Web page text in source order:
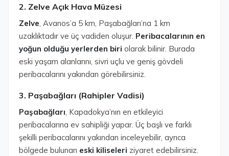
2. Zelve Açık Hava Müzesi
Zelve, Avanos’a 5 km, Paşabağları’na 1 km
uzaklıktadır ve üç vadiden oluşur. Peribacalarının en
yoğun olduğu yerlerden biri olarak bilinir. Burada
eski yaşam alanlarını, sivri uçlu ve geniş gövdeli
peribacalarını yakından görebilirsiniz.
3. Paşabağları (Rahipler Vadisi)
Paşabağları, Kapadokya’nın en etkileyici
peribacalarına ev sahipliği yapar. Üç başlı ve farklı
şekilli peribacalarını yakından inceleyebilir, ayrıca
bölgede bulunan eski kiliseleri ziyaret edebilirsiniz.